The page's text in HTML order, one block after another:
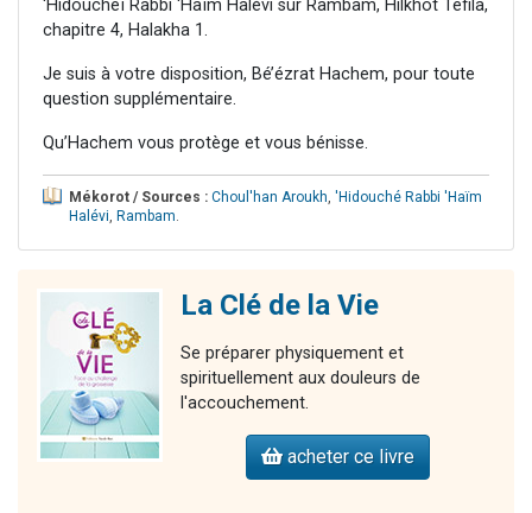
'Hidoucheï Rabbi 'Haïm Halévi sur Rambam, Hilkhot Tefila,
chapitre 4, Halakha 1.
Je suis à votre disposition, Bé’ézrat Hachem, pour toute
question supplémentaire.
Qu’Hachem vous protège et vous bénisse.
Mékorot / Sources : Choul'han Aroukh, 'Hidouché Rabbi 'Haïm
Halévi, Rambam.
La Clé de la Vie
Se préparer physiquement et
spirituellement aux douleurs de
l'accouchement.
acheter ce livre